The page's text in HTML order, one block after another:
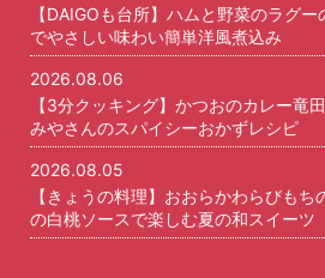
【DAIGOも台所】ハムと野菜のラグ
でやさしい味わい簡単洋風煮込み
2026.08.06
【3分クッキング】かつおのカレー竜
みやさんのスパイシーおかずレシピ
2026.08.05
【きょうの料理】おおらかわらびも
の白桃ソースで楽しむ夏の和スイーツ